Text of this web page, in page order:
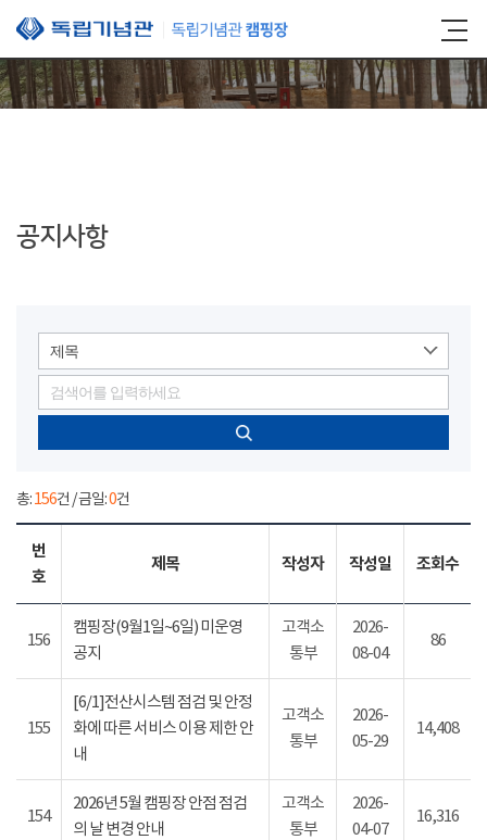
본문 바로가기
공지사항
제목
총:156건 / 금일:0건
번
호
제목 작성자 작성일 조회수
156
캠핑장(9월1일~6일) 미운영
공지
고객소
통부
2026-
08-04
86
155
[6/1]전산시스템 점검 및 안정
화에 따른 서비스 이용 제한 안
내
고객소
통부
2026-
05-29
14,408
154
2026년 5월 캠핑장 안점 점검
의 날 변경 안내
고객소
통부
2026-
04-07
16,316